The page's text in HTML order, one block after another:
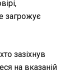
загрожує
зазіхнув
на вказаній